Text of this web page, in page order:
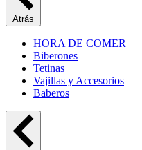
Atrás
HORA DE COMER
Biberones
Tetinas
Vajillas y Accesorios
Baberos